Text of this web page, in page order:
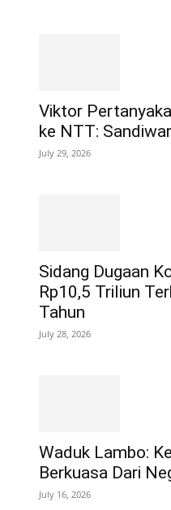
Viktor
ke NTT:
July 29, 2026
Sidang Dugaan
Rp10,5 Triliun
Tahun
July 28, 2026
Waduk Lambo:
Berkuasa Dari
July 16, 2026